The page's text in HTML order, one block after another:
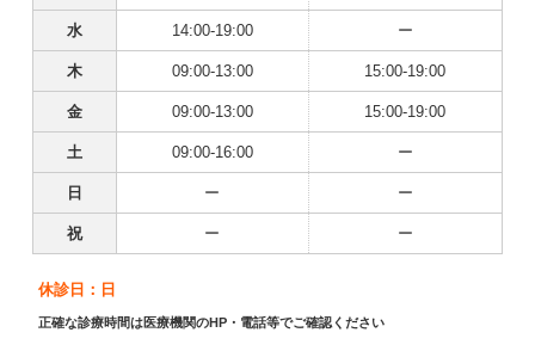
水 14:00-19:00 ー
木 09:00-13:00 15:00-19:00
金 09:00-13:00 15:00-19:00
土 09:00-16:00 ー
日 ー ー
祝 ー ー
休診日：日
正確な診療時間は医療機関のHP・電話等でご確認ください